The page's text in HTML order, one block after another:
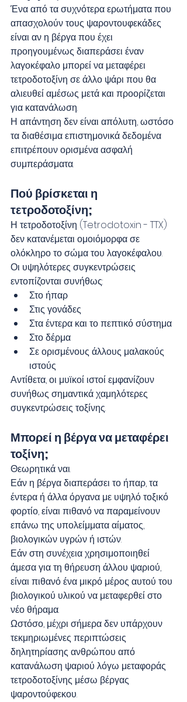
Ένα από τα συχνότερα ερωτήματα που
απασχολούν τους ψαροντουφεκάδες
είναι αν η βέργα που έχει
προηγουμένως διαπεράσει έναν
λαγοκέφαλο μπορεί να μεταφέρει
τετροδοτοξίνη σε άλλο ψάρι που θα
αλιευθεί αμέσως μετά και προορίζεται
για κατανάλωση.
Η απάντηση δεν είναι απόλυτη, ωστόσο
τα διαθέσιμα επιστημονικά δεδομένα
επιτρέπουν ορισμένα ασφαλή
συμπεράσματα.
Πού βρίσκεται η
τετροδοτοξίνη;
Η τετροδοτοξίνη (Tetrodotoxin - TTX)
δεν κατανέμεται ομοιόμορφα σε
ολόκληρο το σώμα του λαγοκέφαλου.
Οι υψηλότερες συγκεντρώσεις
εντοπίζονται συνήθως:
Στο ήπαρ
Στις γονάδες
Στα έντερα και το πεπτικό σύστημα
Στο δέρμα
Σε ορισμένους άλλους μαλακούς
ιστούς
Αντίθετα, οι μυϊκοί ιστοί εμφανίζουν
συνήθως σημαντικά χαμηλότερες
συγκεντρώσεις τοξίνης.
Μπορεί η βέργα να μεταφέρει
τοξίνη;
Θεωρητικά ναι.
Εάν η βέργα διαπεράσει το ήπαρ, τα
έντερα ή άλλα όργανα με υψηλό τοξικό
φορτίο, είναι πιθανό να παραμείνουν
επάνω της υπολείμματα αίματος,
βιολογικών υγρών ή ιστών.
Εάν στη συνέχεια χρησιμοποιηθεί
άμεσα για τη θήρευση άλλου ψαριού,
είναι πιθανό ένα μικρό μέρος αυτού του
βιολογικού υλικού να μεταφερθεί στο
νέο θήραμα.
Ωστόσο, μέχρι σήμερα δεν υπάρχουν
τεκμηριωμένες περιπτώσεις
δηλητηρίασης ανθρώπου από
κατανάλωση ψαριού λόγω μεταφοράς
τετροδοτοξίνης μέσω βέργας
ψαροντούφεκου.